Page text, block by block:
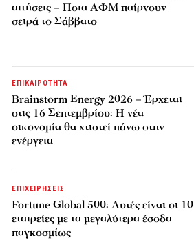
αιτήσεις – Ποια ΑΦΜ παίρνουν
σειρά το Σάββατο
ΕΠΙΚΑΙΡΟΤΗΤΑ
Brainstorm Energy 2026 – Έρχεται
στις 16 Σεπτεμβρίου: Η νέα
οικονομία θα χτιστεί πάνω στην
ενέργεια
ΕΠΙΧΕΙΡΗΣΕΙΣ
Fortune Global 500: Αυτές είναι οι 10
εταιρείες με τα μεγαλύτερα έσοδα
παγκοσμίως